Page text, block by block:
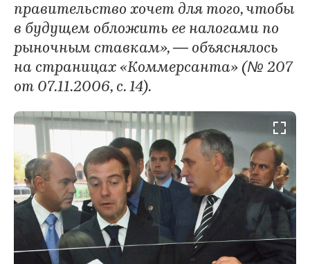
правительство хочет для того, чтобы
в будущем обложить ее налогами по
рыночным ставкам», — объяснялось
на страницах «Коммерсанта» (№ 207
от 07.11.2006, с. 14).